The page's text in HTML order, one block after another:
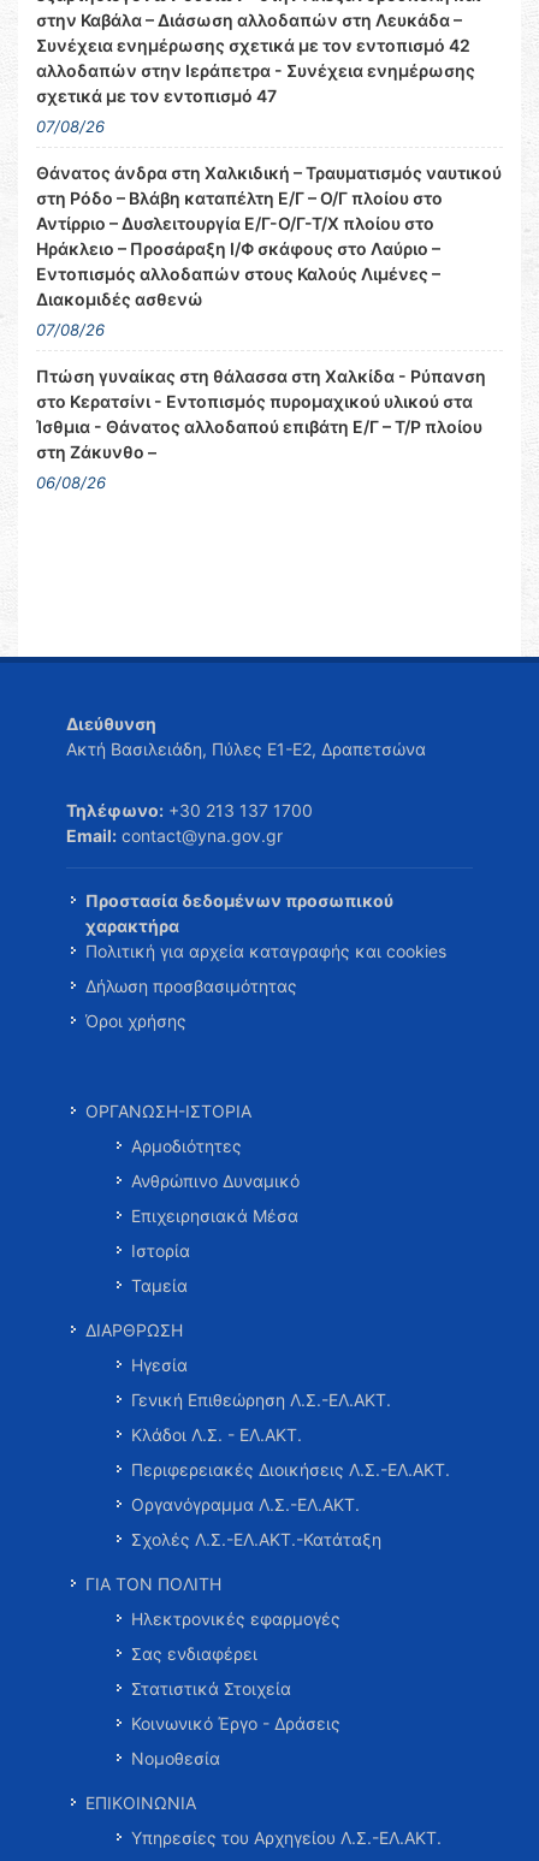
στην Καβάλα – Διάσωση αλλοδαπών στη Λευκάδα –
Συνέχεια ενημέρωσης σχετικά με τον εντοπισμό 42
αλλοδαπών στην Ιεράπετρα - Συνέχεια ενημέρωσης
σχετικά με τον εντοπισμό 47
07/08/26
Θάνατος άνδρα στη Χαλκιδική – Τραυματισμός ναυτικού
στη Ρόδο – Βλάβη καταπέλτη Ε/Γ – Ο/Γ πλοίου στο
Αντίρριο – Δυσλειτουργία Ε/Γ-Ο/Γ-Τ/Χ πλοίου στο
Ηράκλειο – Προσάραξη Ι/Φ σκάφους στο Λαύριο –
Εντοπισμός αλλοδαπών στους Καλούς Λιμένες –
Διακομιδές ασθενώ
07/08/26
Πτώση γυναίκας στη θάλασσα στη Χαλκίδα - Ρύπανση
στο Κερατσίνι - Εντοπισμός πυρομαχικού υλικού στα
Ίσθμια - Θάνατος αλλοδαπού επιβάτη Ε/Γ – Τ/Ρ πλοίου
στη Ζάκυνθο –
06/08/26
Διεύθυνση
Ακτή Βασιλειάδη, Πύλες Ε1-Ε2, Δραπετσώνα
Τηλέφωνο: +30 213 137 1700
Email: contact@yna.gov.gr
Προστασία δεδομένων προσωπικού
χαρακτήρα
Πολιτική για αρχεία καταγραφής και cookies
Δήλωση προσβασιμότητας
Όροι χρήσης
ΟΡΓΑΝΩΣΗ-ΙΣΤΟΡΙΑ
Αρμοδιότητες
Ανθρώπινο Δυναμικό
Επιχειρησιακά Μέσα
Ιστορία
Ταμεία
ΔΙΑΡΘΡΩΣΗ
Ηγεσία
Γενική Επιθεώρηση Λ.Σ.-ΕΛ.ΑΚΤ.
Κλάδοι Λ.Σ. - ΕΛ.ΑΚΤ.
Περιφερειακές Διοικήσεις Λ.Σ.-ΕΛ.ΑΚΤ.
Οργανόγραμμα Λ.Σ.-ΕΛ.ΑΚΤ.
Σχολές Λ.Σ.-ΕΛ.ΑΚΤ.-Κατάταξη
ΓΙΑ ΤΟΝ ΠΟΛΙΤΗ
Ηλεκτρονικές εφαρμογές
Σας ενδιαφέρει
Στατιστικά Στοιχεία
Κοινωνικό Έργο - Δράσεις
Νομοθεσία
ΕΠΙΚΟΙΝΩΝΙΑ
Υπηρεσίες του Αρχηγείου Λ.Σ.-ΕΛ.ΑΚΤ.